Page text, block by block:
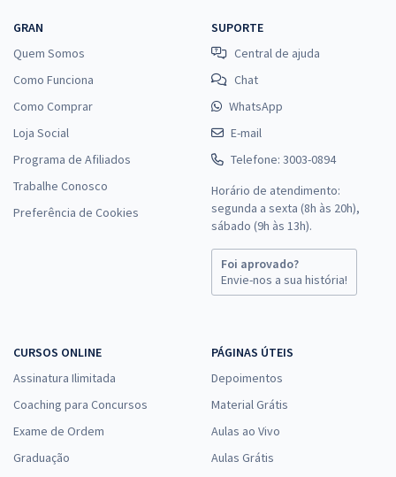
GRAN
Quem Somos
Como Funciona
Como Comprar
Loja Social
Programa de Afiliados
Trabalhe Conosco
Preferência de Cookies
SUPORTE
Central de ajuda
Chat
WhatsApp
E-mail
Telefone: 3003-0894
Horário de atendimento:
segunda a sexta (8h às 20h),
sábado (9h às 13h).
Foi aprovado?
Envie-nos a sua história!
CURSOS ONLINE
Assinatura Ilimitada
Coaching para Concursos
Exame de Ordem
Graduação
PÁGINAS ÚTEIS
Depoimentos
Material Grátis
Aulas ao Vivo
Aulas Grátis